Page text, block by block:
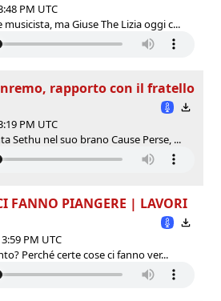
PM UTC
ma Giuse The Lizia oggi c...
rapporto con il fratello
PM UTC
Sethu nel suo brano Cause Perse, ...
FANNO PIANGERE | LAVORI
PM UTC
Perché certe cose ci fanno ver...